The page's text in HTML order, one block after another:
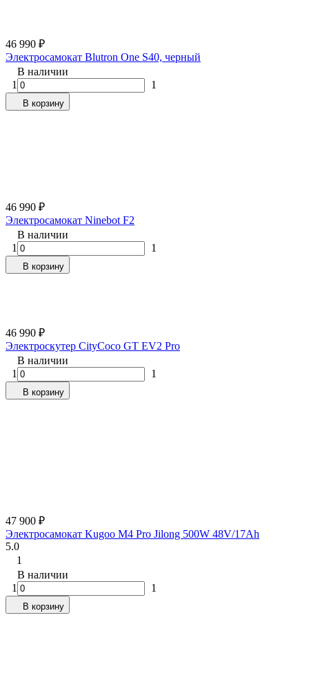
46 990 ₽
Электросамокат Blutron One S40, черный
В наличии
1
1
В корзину
46 990 ₽
Электросамокат Ninebot F2
В наличии
1
1
В корзину
46 990 ₽
Электроскутер CityCoco GT EV2 Pro
В наличии
1
1
В корзину
47 900 ₽
Электросамокат Kugoo M4 Pro Jilong 500W 48V/17Ah
5.0
1
В наличии
1
1
В корзину